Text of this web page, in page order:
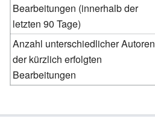
Bearbeitungen (innerhalb der
letzten 90 Tage)
Anzahl unterschiedlicher Autoren
der kürzlich erfolgten
Bearbeitungen